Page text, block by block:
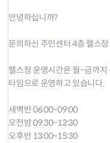
안녕하십니까?
문의하신 주민센터 4층 헬스
헬스장 운영시간은 월~금까
타임으로 운영하고 있습니다.
새벽반 06:00~09:00
오전밤 09:30~12:30
오후반 13:00~15:30